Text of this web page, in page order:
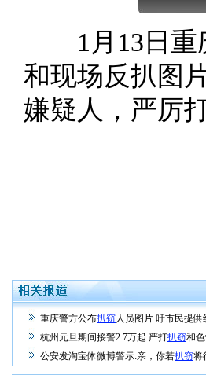
1月13日重庆
和现场反扒图
嫌疑人，严厉
重庆警方公布扒窃人员图片 吁市民提供
杭州元旦期间接警2.7万起 严打扒窃和
公安发淘宝体微博警示:亲，你若扒窃将